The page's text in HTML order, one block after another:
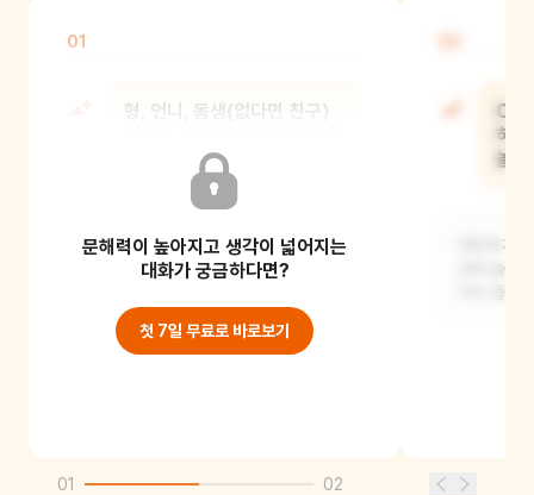
01
형, 언니, 동생(없다면 친구)
화해 했어?
경험을 떠올려 보며 갈등이 있을 때,
바람직한 해결 방법이 무엇인지
문해력이 높아지고 생각이 넓어지는
대화가 궁금하다면?
첫 7일 무료로 바로보기
OO
하
놀
어린이가
전래 놀이
하며 즐거
01 02